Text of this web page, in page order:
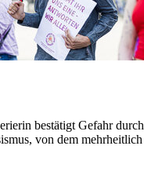
bestätigt Gefahr durch
von dem mehrheitlich